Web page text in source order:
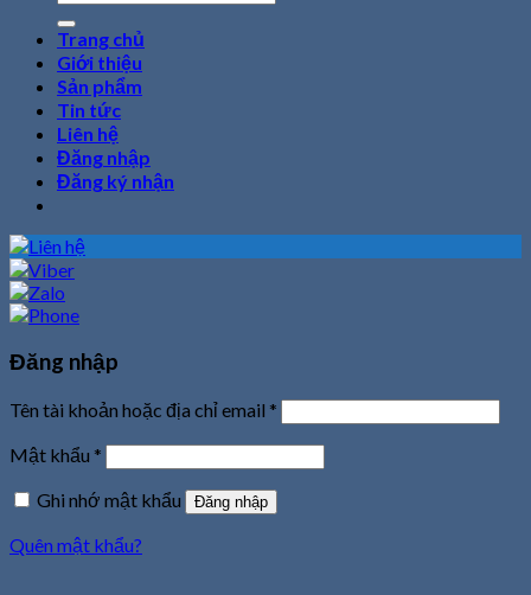
kiếm:
Trang chủ
Giới thiệu
Sản phẩm
Tin tức
Liên hệ
Đăng nhập
Đăng ký nhận
Đăng nhập
Tên tài khoản hoặc địa chỉ email *
Mật khẩu *
Ghi nhớ mật khẩu
Đăng nhập
Quên mật khẩu?